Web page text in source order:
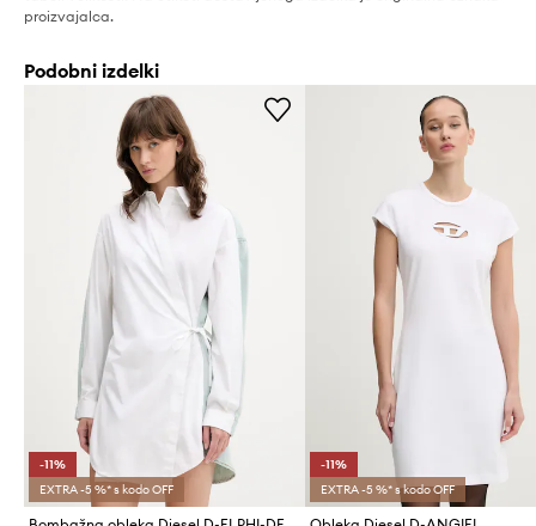
proizvajalca.
Podobni izdelki
-11%
EXTRA -5 %* s kodo OFF
-11%
EXTRA -5 %* s kodo OFF